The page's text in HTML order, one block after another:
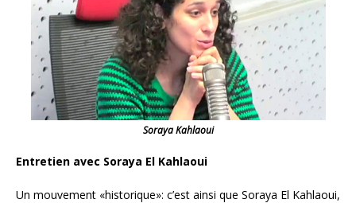
Soraya Kahlaoui
Entretien avec Soraya El Kahlaoui
Un mouvement «historique»: c’est ainsi que Soraya El Kahlaoui,